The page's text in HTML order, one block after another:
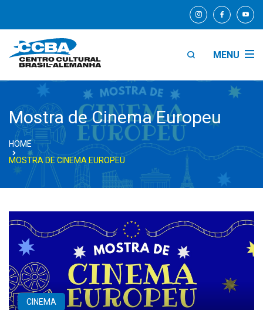
MENU
Mostra de Cinema Europeu
HOME
MOSTRA DE CINEMA EUROPEU
CINEMA